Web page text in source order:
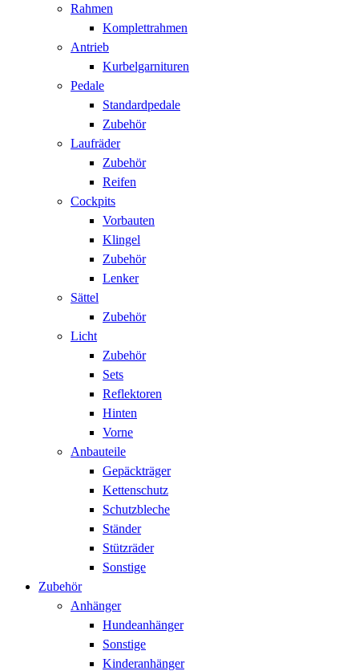
Rahmen
Komplettrahmen
Antrieb
Kurbelgarnituren
Pedale
Standardpedale
Zubehör
Laufräder
Zubehör
Reifen
Cockpits
Vorbauten
Klingel
Zubehör
Lenker
Sättel
Zubehör
Licht
Zubehör
Sets
Reflektoren
Hinten
Vorne
Anbauteile
Gepäckträger
Kettenschutz
Schutzbleche
Ständer
Stützräder
Sonstige
Zubehör
Anhänger
Hundeanhänger
Sonstige
Kinderanhänger